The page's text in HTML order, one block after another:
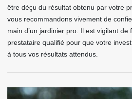
être déçu du résultat obtenu par votre
vous recommandons vivement de
main d’un jardinier pro. Il est vigilant de
prestataire qualifié pour que votre
à tous vos résultats attendus.